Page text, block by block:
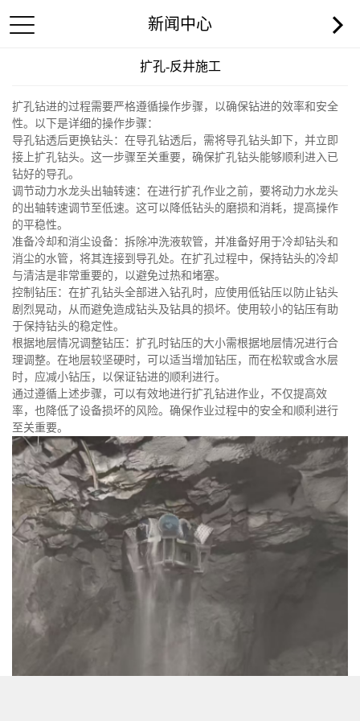
新闻中心
扩孔-反井施工
扩孔钻进的过程需要严格遵循操作步骤，以确保钻进的效率和安全
性。以下是详细的操作步骤：
导孔钻透后更换钻头：在导孔钻透后，需将导孔钻头卸下，并立即
接上扩孔钻头。这一步骤至关重要，确保扩孔钻头能够顺利进入已
钻好的导孔。
调节动力水龙头出轴转速：在进行扩孔作业之前，要将动力水龙头
的出轴转速调节至低速。这可以降低钻头的磨损和消耗，提高操作
的平稳性。
准备冷却和消尘设备：拆除冲洗液软管，并准备好用于冷却钻头和
消尘的水管，将其连接到导孔处。在扩孔过程中，保持钻头的冷却
与清洁是非常重要的，以避免过热和堵塞。
控制钻压：在扩孔钻头全部进入钻孔时，应使用低钻压以防止钻头
剧烈晃动，从而避免造成钻头及钻具的损坏。使用较小的钻压有助
于保持钻头的稳定性。
根据地层情况调整钻压：扩孔时钻压的大小需根据地层情况进行合
理调整。在地层较坚硬时，可以适当增加钻压，而在松软或含水层
时，应减小钻压，以保证钻进的顺利进行。
通过遵循上述步骤，可以有效地进行扩孔钻进作业，不仅提高效
率，也降低了设备损坏的风险。确保作业过程中的安全和顺利进行
至关重要。